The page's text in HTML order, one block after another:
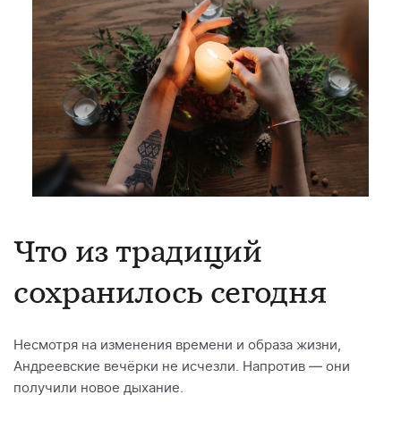
Что из традиций
сохранилось сегодня
Несмотря на изменения времени и образа жизни,
Андреевские вечёрки не исчезли. Напротив — они
получили новое дыхание.